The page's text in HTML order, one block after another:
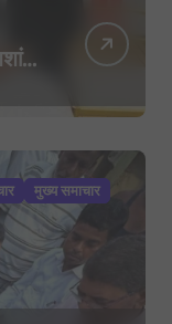
मुख्य समाचार